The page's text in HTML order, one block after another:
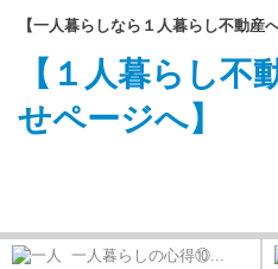
【一人暮らしなら１人暮らし不動産
【１人暮らし不
せページへ】
一人暮らしの心得⑩...